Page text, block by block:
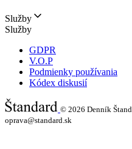
Služby
Služby
GDPR
V.O.P
Podmienky používania
Kódex diskusií
© 2026 Denník
oprava@standard.sk